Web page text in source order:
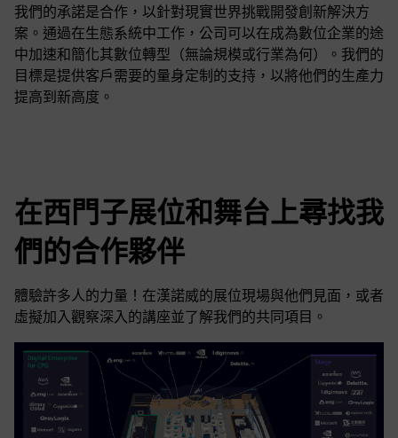
我們的承諾是合作，以針對現實世界挑戰開發創新解決方
案。通過在生態系統中工作，公司可以在成為數位企業的途
中加速和簡化其數位轉型（無論規模或行業為何）。我們的
目標是提供客戶需要的量身定制的支持，以將他們的生產力
提高到新高度。
在西門子展位和舞台上尋找我
們的合作夥伴
體驗許多人的力量！在漢諾威的展位現場與他們見面，或者
虛擬加入觀察深入的講座並了解我們的共同項目。